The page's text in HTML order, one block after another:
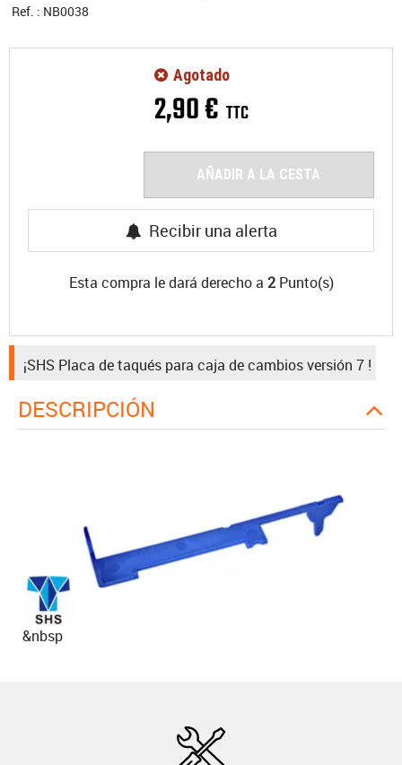
Ref. : NB0038
2,90€ TTC
Agotado
AÑADIR A LA CESTA
Recibir una alerta
Esta compra le dará derecho a 2Punto(s)
¡SHS Placa de taqués para caja de cambios versión 7 !
DESCRIPCIÓN
&nbsp